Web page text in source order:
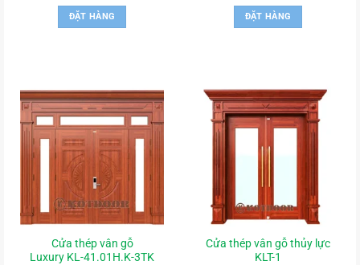
ĐẶT HÀNG ĐẶT HÀNG
Cửa thép vân gỗ
Luxury KL-41.01H.K-3TK
Cửa thép vân gỗ thủy lực
KLT-1